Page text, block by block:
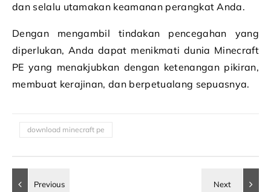
dan selalu utamakan keamanan perangkat Anda.
Dengan mengambil tindakan pencegahan yang
diperlukan, Anda dapat menikmati dunia Minecraft
PE yang menakjubkan dengan ketenangan pikiran,
membuat kerajinan, dan berpetualang sepuasnya.
download minecraft pe